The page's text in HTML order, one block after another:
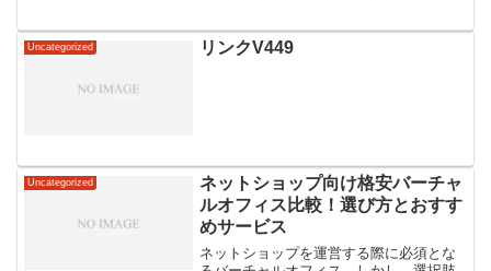
用などのサービスを提供する形態です。
一方、賃貸オフィスは、物理...
Uncategorized リンクV449
Uncategorized
ネットショップ向け格安バーチャ
ルオフィス比較！選び方とおすす
めサービス
ネットショップを運営する際に必須とな